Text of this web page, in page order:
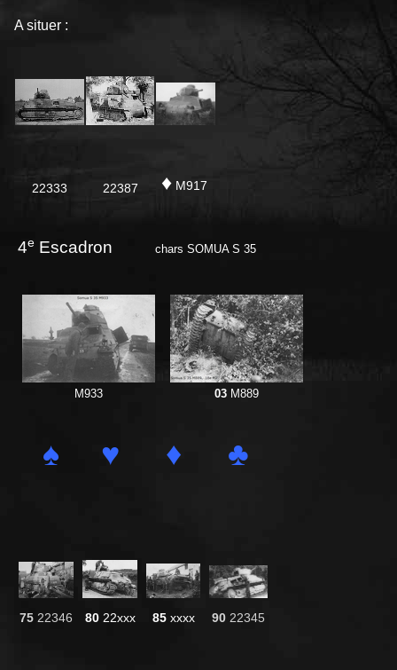
A situer :
22333 22387 ♦M917
4e Escadron chars SOMUA S 35
M933 03 M889
♠ ♥ ♦ ♣
75 22346 80 22xxx 85xxxx 90 22345